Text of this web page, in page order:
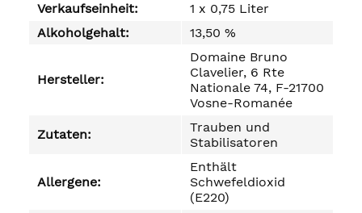
Verkaufseinheit:
1 x 0,75 Liter
Alkoholgehalt:
13,50 %
Hersteller:
Domaine Bruno
Clavelier, 6 Rte
Nationale 74, F-21700
Vosne-Romanée
Zutaten:
Trauben und
Stabilisatoren
Allergene:
Enthält
Schwefeldioxid
(E220)